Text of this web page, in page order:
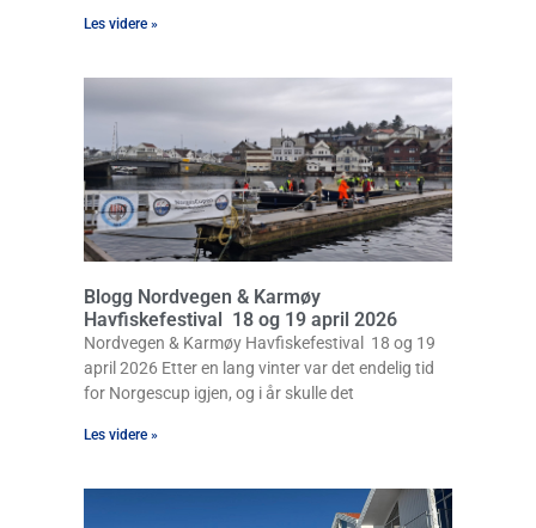
Les videre »
Blogg Nordvegen & Karmøy
Havfiskefestival 18 og 19 april 2026
Nordvegen & Karmøy Havfiskefestival 18 og 19
april 2026 Etter en lang vinter var det endelig tid
for Norgescup igjen, og i år skulle det
Les videre »